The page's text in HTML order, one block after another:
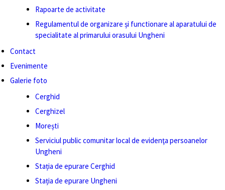
Rapoarte de activitate
Regulamentul de organizare și functionare al aparatului de
specialitate al primarului orasului Ungheni
Contact
Evenimente
Galerie foto
Cerghid
Cerghizel
Morești
Serviciul public comunitar local de evidenţa persoanelor
Ungheni
Stația de epurare Cerghid
Stația de epurare Ungheni